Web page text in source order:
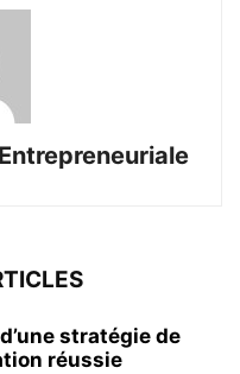
stratégie de
réussie